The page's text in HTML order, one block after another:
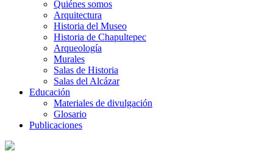
Quiénes somos
Arquitectura
Historia del Museo
Historia de Chapultepec
Arqueología
Murales
Salas de Historia
Salas del Alcázar
Educación
Materiales de divulgación
Glosario
Publicaciones